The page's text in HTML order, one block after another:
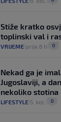
Stiže kratko
toplinski val i
VRIJEME prije 8 h 0
Nekad ga je
Jugoslaviji, a
nekoliko stotina
LIFESTYLE 5. kol. 0